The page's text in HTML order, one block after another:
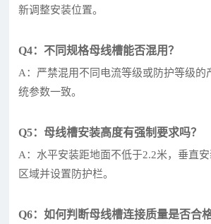
新调整安装位置。
Q4：不同规格母线槽能否混用？
A：严禁混用不同电流等级或防护等级的
统参数一致。
Q5：母线槽安装高度有强制要求吗？
A：水平安装距地面不低于2.2米，垂直
区域并设置防护栏。
Q6：如何判断母线槽连接质量是否合格